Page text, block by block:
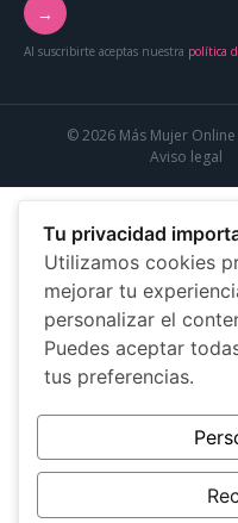
→
Al suscribirte aceptas nuestra política
© 2026 Más Mujer
Aviso legal
Tu privacidad
Utilizamos cookies
mejorar tu
personalizar el
Puedes aceptar
tus preferencias.